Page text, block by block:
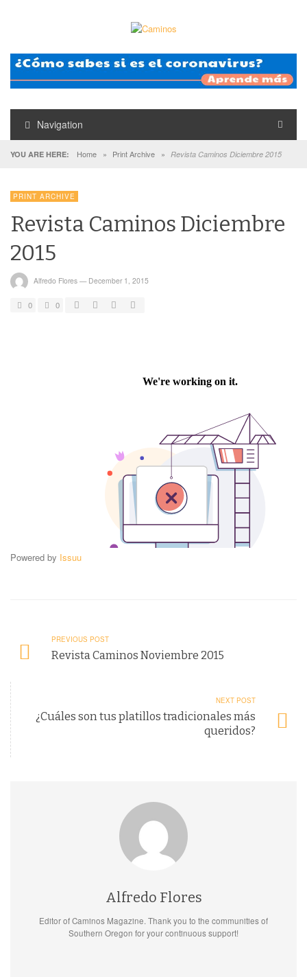
Navigation
YOU ARE HERE: Home » Print Archive » Revista Caminos Diciembre 2015
PRINT ARCHIVE
Revista Caminos Diciembre
2015
Alfredo Flores — December 1, 2015
0 0
Powered by Issuu
PREVIOUS POST
Revista Caminos Noviembre 2015
NEXT POST
¿Cuáles son tus platillos tradicionales más
queridos?
Alfredo Flores
Editor of Caminos Magazine. Thank you to the communities of
Southern Oregon for your continuous support!